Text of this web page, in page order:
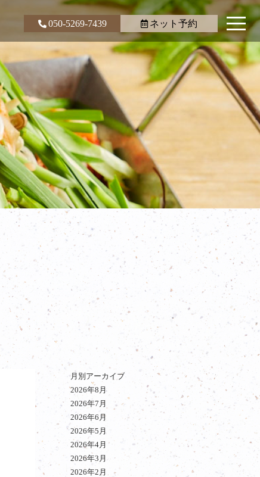
050-5269-7439 ネット予約
月別アーカイブ
2026年8月
2026年7月
2026年6月
2026年5月
2026年4月
2026年3月
2026年2月